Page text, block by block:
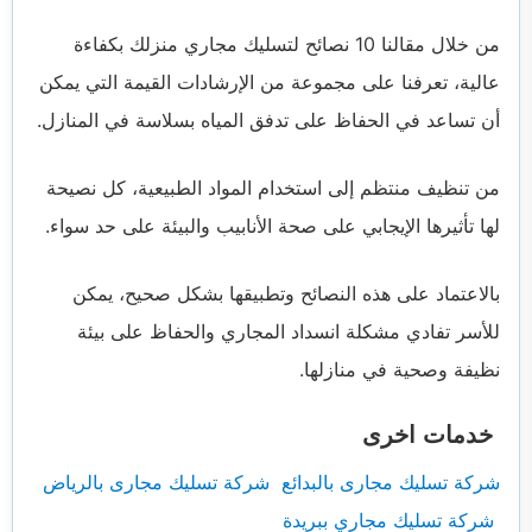
من خلال مقالنا 10 نصائح لتسليك مجاري منزلك بكفاءة
عالية، تعرفنا على مجموعة من الإرشادات القيمة التي يمكن
أن تساعد في الحفاظ على تدفق المياه بسلاسة في المنازل.
من تنظيف منتظم إلى استخدام المواد الطبيعية، كل نصيحة
لها تأثيرها الإيجابي على صحة الأنابيب والبيئة على حد سواء.
بالاعتماد على هذه النصائح وتطبيقها بشكل صحيح، يمكن
للأسر تفادي مشكلة انسداد المجاري والحفاظ على بيئة
نظيفة وصحية في منازلها.
خدمات اخرى
شركة تسليك مجارى بالبدائع شركة تسليك مجارى بالرياض‏‏‏‏‏‏‏‏‏‏‏‏‏‏‏‏‏‏‏‏‏‏‏‏‏‏‏‏‏‏‏‏‏‏‏‏‏‏‏‏‏‏‏‏‏‏‏‏‏‏‏‏‏‏‏‏‏‏‏‏‏‏‏‏‏‏‏‏‏‏‏‏‏‏‏‏‏‏‏‏‏‏‏‏‏‏‏‏‏‏‏‏‏‏‏‏‏‏
شركة تسليك مجاري ببريدة